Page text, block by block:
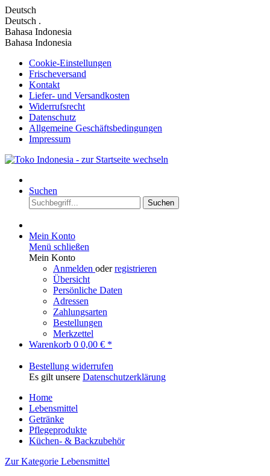
Deutsch
Deutsch .
Bahasa Indonesia
Bahasa Indonesia
Cookie-Einstellungen
Frischeversand
Kontakt
Liefer- und Versandkosten
Widerrufsrecht
Datenschutz
Allgemeine Geschäftsbedingungen
Impressum
Suchen
Suchen
Mein Konto
Menü schließen
Mein Konto
Anmelden oderregistrieren
Übersicht
Persönliche Daten
Adressen
Zahlungsarten
Bestellungen
Merkzettel
Warenkorb 0 0,00 € *
Bestellung widerrufen
Es gilt unsere Datenschutzerklärung
Home
Lebensmittel
Getränke
Pflegeprodukte
Küchen- & Backzubehör
Zur Kategorie Lebensmittel